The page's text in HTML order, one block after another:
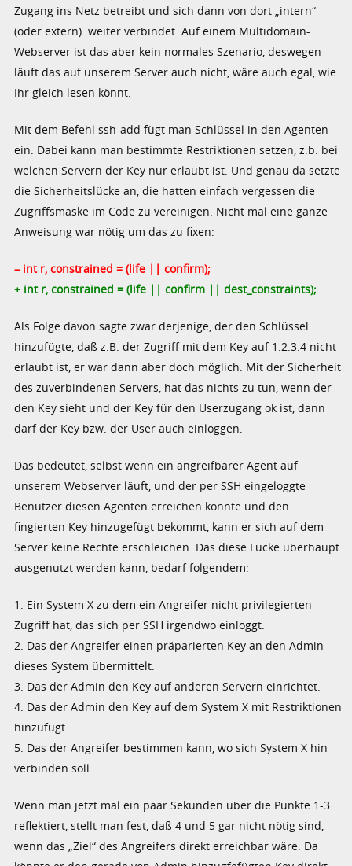
Zugang ins Netz betreibt und sich dann von dort „intern“
(oder extern) weiter verbindet. Auf einem Multidomain-
Webserver ist das aber kein normales Szenario, deswegen
läuft das auf unserem Server auch nicht, wäre auch egal, wie
Ihr gleich lesen könnt.
Mit dem Befehl ssh-add fügt man Schlüssel in den Agenten
ein. Dabei kann man bestimmte Restriktionen setzen, z.b. bei
welchen Servern der Key nur erlaubt ist. Und genau da setzte
die Sicherheitslücke an, die hatten einfach vergessen die
Zugriffsmaske im Code zu vereinigen. Nicht mal eine ganze
Anweisung war nötig um das zu fixen:
– int r, constrained = (life || confirm);
+ int r, constrained = (life || confirm || dest_constraints);
Als Folge davon sagte zwar derjenige, der den Schlüssel
hinzufügte, daß z.B. der Zugriff mit dem Key auf 1.2.3.4 nicht
erlaubt ist, er war dann aber doch möglich. Mit der Sicherheit
des zuverbindenen Servers, hat das nichts zu tun, wenn der
den Key sieht und der Key für den Userzugang ok ist, dann
darf der Key bzw. der User auch einloggen.
Das bedeutet, selbst wenn ein angreifbarer Agent auf
unserem Webserver läuft, und der per SSH eingeloggte
Benutzer diesen Agenten erreichen könnte und den
fingierten Key hinzugefügt bekommt, kann er sich auf dem
Server keine Rechte erschleichen. Das diese Lücke überhaupt
ausgenutzt werden kann, bedarf folgendem:
1. Ein System X zu dem ein Angreifer nicht privilegierten
Zugriff hat, das sich per SSH irgendwo einloggt.
2. Das der Angreifer einen präparierten Key an den Admin
dieses System übermittelt.
3. Das der Admin den Key auf anderen Servern einrichtet.
4. Das der Admin den Key auf dem System X mit Restriktionen
hinzufügt.
5. Das der Angreifer bestimmen kann, wo sich System X hin
verbinden soll.
Wenn man jetzt mal ein paar Sekunden über die Punkte 1-3
reflektiert, stellt man fest, daß 4 und 5 gar nicht nötig sind,
wenn das „Ziel“ des Angreifers direkt erreichbar wäre. Da